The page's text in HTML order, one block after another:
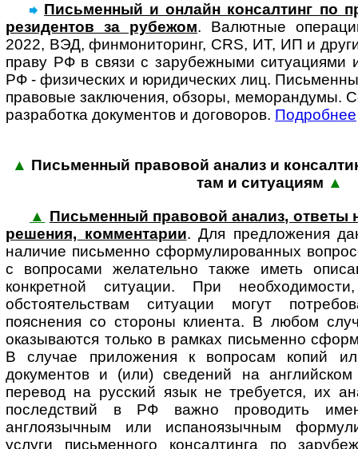
Письменный и онлайн консал­тинг по
ре­зи­ден­тов за ру­бе­жом. Ва­лют­ные
2022, ВЭД, фин­мо­ни­то­ринг, CRS, ИТ, ИП и
праву РФ в связи с за­ру­беж­ны­ми ситу­ациями
РФ - физи­чес­ких и юри­ди­чес­ких лиц.
право­вые заклю­чения, обзоры, ме­мо­ран­ду­мы.
разра­ботка доку­ментов и до­го­во­ров. Подробнее
▲ Письменный правовой анализ и
там и ситу­а­циям ▲
▲ Письменный правовой анализ, ответы
решения, комментарии. Для пред­ло­же­ния
наличие письменно сформулированных
с вопросами желательно также иметь
конкретной ситуации. При
обстоятельствам ситуации могут
пояснения со стороны клиента. В любом
оказываются только в рамках письменно
В случае приложения к вопросам копий
документов и (или) сведений на
перевод на русский язык не требуется, их
последствий в РФ важно проводить
англоязычным или испаноязычным
услуги письменного консалтинга по